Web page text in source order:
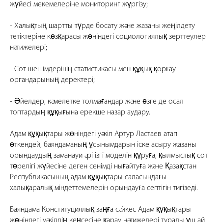
жүйесі мекемелеріне мониторинг жүргізу;
- Халықтың шартты түрде босату және жазаны жеңілдету
тетіктеріне көзқарасы жөніндегі социологиялық зерттеулер
нәтижелері;
- Сот шешімдерінің статистикасы мен құқық қорғау
органдарының деректері;
- Әйелдер, кәмелетке толмағандар және өзге де осал
топтардың құқығына ерекше назар аудару.
Адам құқықтары жөніндегі уәкіл Артур Ластаев атап
өткендей, баяндаманың ұсынымдарын іске асыру жазаны
орындаудың заманауи әрі ізгі моделін құруға, қылмыстық сот
төрелігі жүйесіне деген сенімді нығайтуға және Қазақстан
Республикасының адам құқықтары саласындағы
халықаралық міндеттемелерін орындауға септігін тигізеді.
Баяндама Конституциялық заңға сәйкес Адам құқықтары